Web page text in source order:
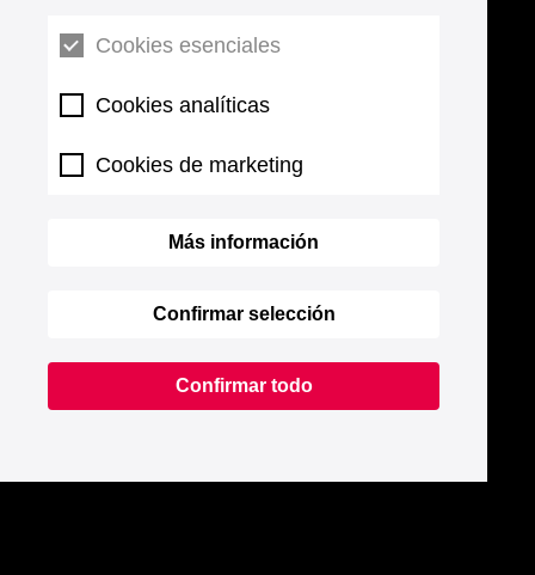
Cookies esenciales
Cookies analíticas
Cookies de marketing
Más información
Confirmar selección
Confirmar todo